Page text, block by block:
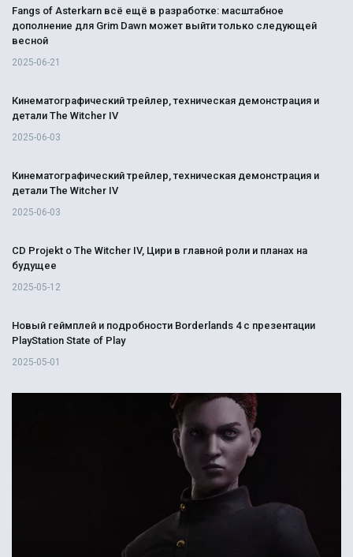
Fangs of Asterkarn всё ещё в разработке: масштабное
дополнение для Grim Dawn может выйти только следующей
весной
2025-06-21
Кинематографический трейлер, техническая демонстрация и
детали The Witcher IV
2025-06-03
Кинематографический трейлер, техническая демонстрация и
детали The Witcher IV
2025-06-03
CD Projekt о The Witcher IV, Цири в главной роли и планах на
будущее
2025-05-12
Новый геймплей и подробности Borderlands 4 с презентации
PlayStation State of Play
2025-05-01